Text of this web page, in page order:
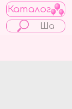
Каталог